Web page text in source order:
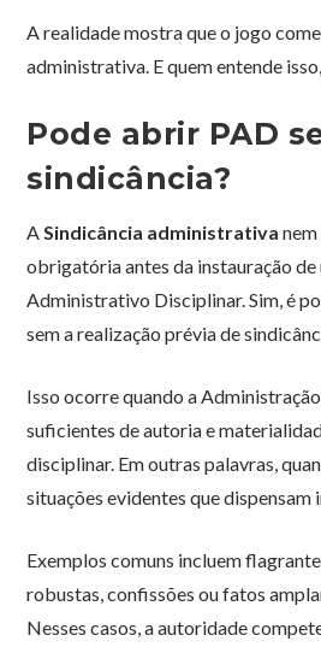
A realidade mostra que o jogo
administrativa. E quem entende
Pode abrir PAD
sindicância?
A Sindicância administrativa
obrigatória antes da instauração de
Administrativo Disciplinar. Sim, é
sem a realização prévia de
Isso ocorre quando a
suficientes de autoria e
disciplinar. Em outras palavras,
situações evidentes que dispensam
Exemplos comuns incluem
robustas, confissões ou fatos
Nesses casos, a autoridade